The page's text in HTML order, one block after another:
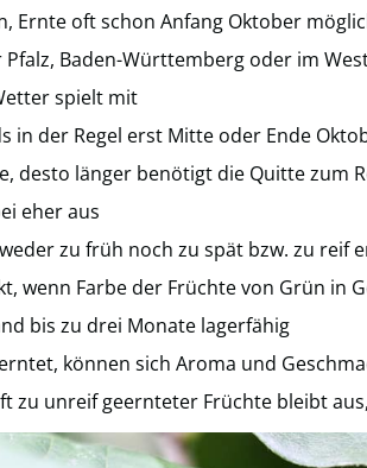
Ernte oft schon Anfang Oktober
Pfalz, Baden-Württemberg oder im
spielt mit
in der Regel erst Mitte oder Ende
desto länger benötigt die Quitte zum
eher aus
zu früh noch zu spät bzw. zu reif
wenn Farbe der Früchte von Grün in
bis zu drei Monate lagerfähig
können sich Aroma und
zu unreif geernteter Früchte bleibt